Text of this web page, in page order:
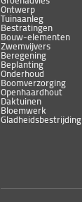
Ontwerp
Tuinaanleg
Bestratingen
Bouw-elementen
Zwemvijvers
Beregening
Beplanting
Onderhoud
Boomverzorging
Openhaardhout
Daktuinen
Bloemwerk
Gladheidsbestrijding